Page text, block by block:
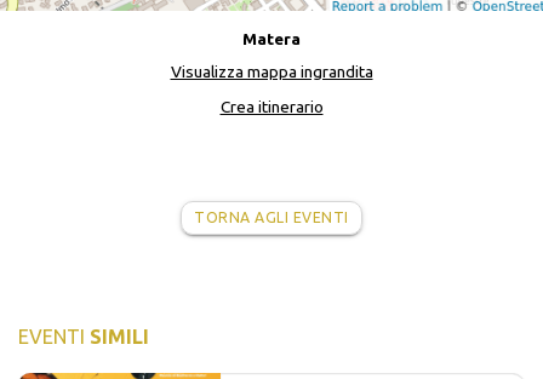
Matera
Visualizza mappa ingrandita
Crea itinerario
TORNA AGLI EVENTI
EVENTI SIMILI